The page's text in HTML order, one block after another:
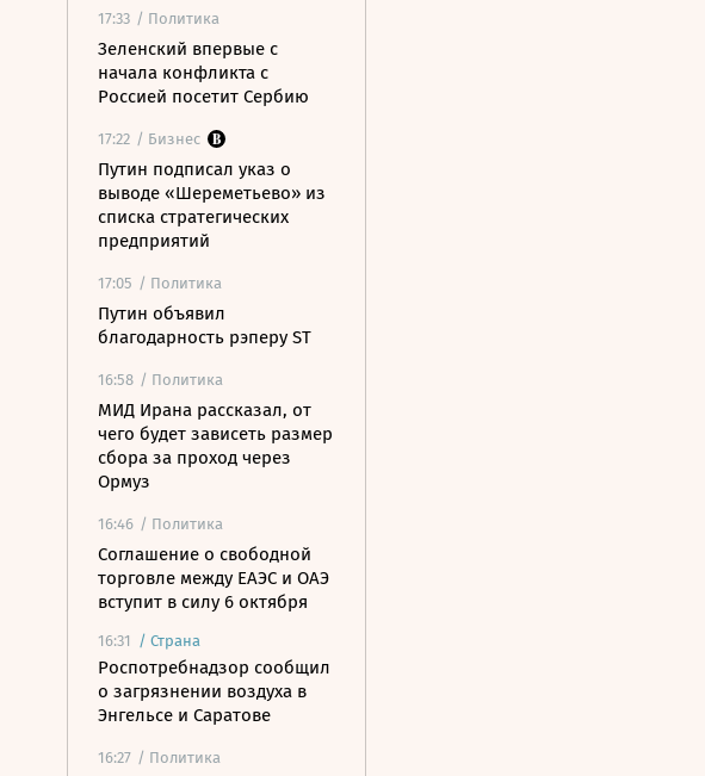
17:33 / Политика
Зеленский впервые с
начала конфликта с
Россией посетит Сербию
17:22 / Бизнес
Путин подписал указ о
выводе «Шереметьево» из
списка стратегических
предприятий
17:05 / Политика
Путин объявил
благодарность рэперу ST
16:58 / Политика
МИД Ирана рассказал, от
чего будет зависеть размер
сбора за проход через
Ормуз
16:46 / Политика
Соглашение о свободной
торговле между ЕАЭС и ОАЭ
вступит в силу 6 октября
16:31 / Страна
Роспотребнадзор сообщил
о загрязнении воздуха в
Энгельсе и Саратове
16:27 / Политика